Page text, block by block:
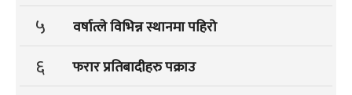
५ वर्षात्ले विभिन्न स्थानमा पहिरो
६ फरार प्रतिबादीहरु पक्राउ